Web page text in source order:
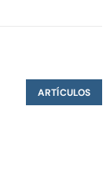
ARTÍCULOS